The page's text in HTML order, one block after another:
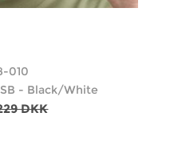
010
- Black/White
DKK